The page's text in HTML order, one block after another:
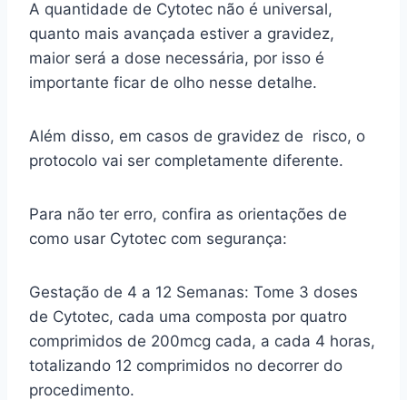
A quantidade de Cytotec não é universal,
quanto mais avançada estiver a gravidez,
maior será a dose necessária, por isso é
importante ficar de olho nesse detalhe.
Além disso, em casos de gravidez de risco, o
protocolo vai ser completamente diferente.
Para não ter erro, confira as orientações de
como usar Cytotec com segurança:
Gestação de 4 a 12 Semanas: Tome 3 doses
de Cytotec, cada uma composta por quatro
comprimidos de 200mcg cada, a cada 4 horas,
totalizando 12 comprimidos no decorrer do
procedimento.